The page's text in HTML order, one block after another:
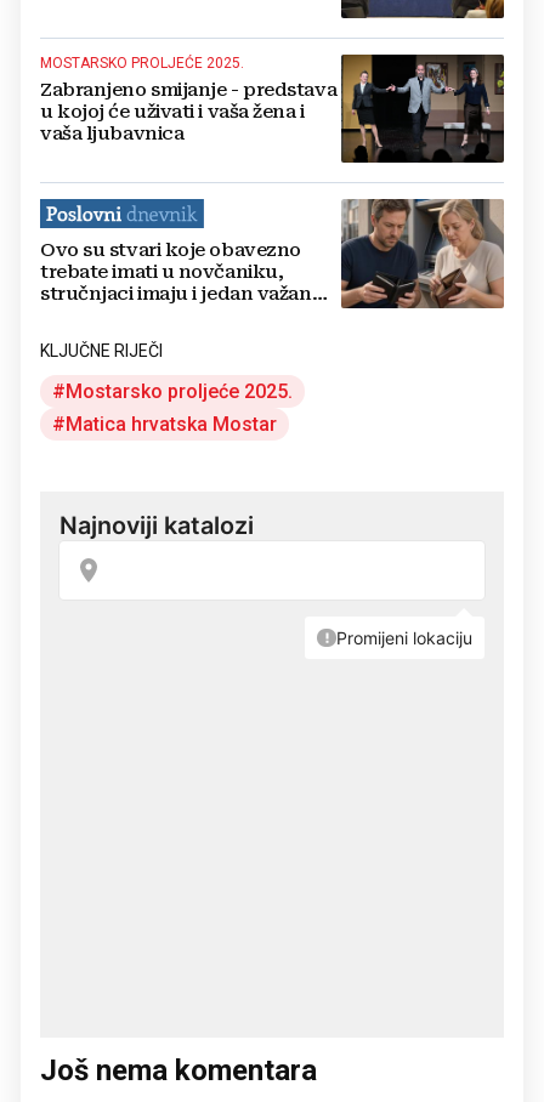
MOSTARSKO PROLJEĆE 2025.
Zabranjeno smijanje - predstava
u kojoj će uživati i vaša žena i
vaša ljubavnica
Ovo su stvari koje obavezno
trebate imati u novčaniku,
stručnjaci imaju i jedan važan
KLJUČNE RIJEČI
Mostarsko proljeće 2025.
Matica hrvatska Mostar
Još nema komentara